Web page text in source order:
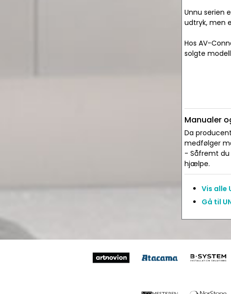
Unnu serien
udtryk, men
Hos AV-
solgte
Manualer
Da
medfølger
- Såfremt du
hjælpe.
Vis alle
Gå til